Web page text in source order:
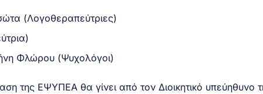
(Λογοθεραπεύτριες)
Φλώρου (Ψυχολόγοι)
της ΕΨΥΠΕΑ θα γίνει από τον Διοικητικό υπεύηθυνο